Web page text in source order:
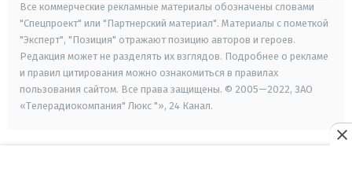
Все коммерческие рекламные материалы обозначены словами
"Спецпроект" или "Партнерский материал". Материалы с пометкой
"Эксперт", "Позиция" отражают позицию авторов и героев.
Редакция может не разделять их взглядов. Подробнее о рекламе
и правил цитирования можно ознакомиться в правилах
пользования сайтом. Все права защищены. © 2005—2022, ЗАО
«Телерадиокомпания" Люкс "», 24 Канал.